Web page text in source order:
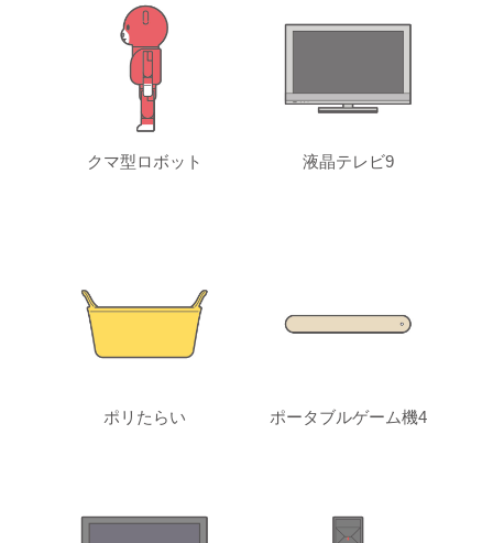
クマ型ロボット 液晶テレビ9
ポリたらい ポータブルゲーム機4